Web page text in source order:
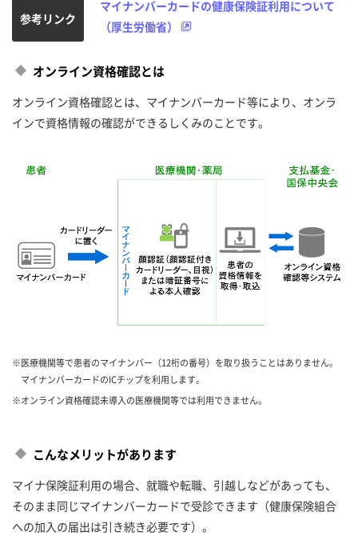
参考リンク
マイナンバーカードの健康保険証利用について
（厚生労働省）
オンライン資格確認とは
オンライン資格確認とは、マイナンバーカード等により、オンラ
インで資格情報の確認ができるしくみのことです。
※医療機関等で患者のマイナンバー（12桁の番号）を取り扱うことはありません。
マイナンバーカードのICチップを利用します。
※オンライン資格確認未導入の医療機関等では利用できません。
こんなメリットがあります
マイナ保険証利用の場合、就職や転職、引越しなどがあっても、
そのまま同じマイナンバーカードで受診できます（健康保険組合
への加入の届出は引き続き必要です）。